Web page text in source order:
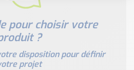
pour choisir votre
?
disposition pour définir
projet